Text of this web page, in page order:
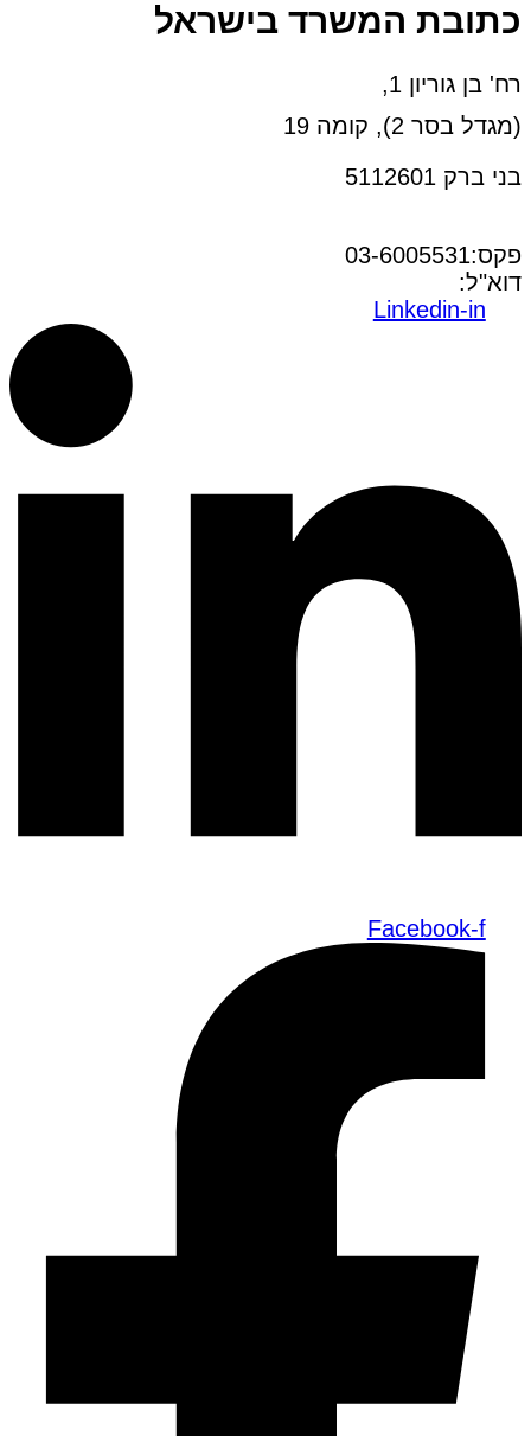
כתובת המשרד בישראל
רח' בן גוריון 1,
(מגדל בסר 2), קומה 19
בני ברק 5112601
פקס:03-6005531
דוא"ל:
Linkedin-in
Facebook-f